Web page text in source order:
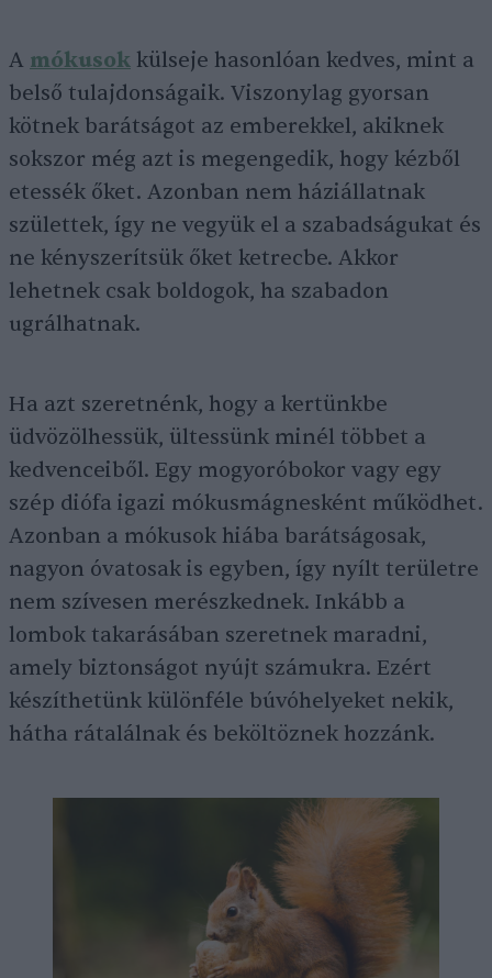
A mókusok külseje hasonlóan kedves, mint a
belső tulajdonságaik. Viszonylag gyorsan
kötnek barátságot az emberekkel, akiknek
sokszor még azt is megengedik, hogy kézből
etessék őket. Azonban nem háziállatnak
születtek, így ne vegyük el a szabadságukat és
ne kényszerítsük őket ketrecbe. Akkor
lehetnek csak boldogok, ha szabadon
ugrálhatnak.
Ha azt szeretnénk, hogy a kertünkbe
üdvözölhessük, ültessünk minél többet a
kedvenceiből. Egy mogyoróbokor vagy egy
szép diófa igazi mókusmágnesként működhet.
Azonban a mókusok hiába barátságosak,
nagyon óvatosak is egyben, így nyílt területre
nem szívesen merészkednek. Inkább a
lombok takarásában szeretnek maradni,
amely biztonságot nyújt számukra. Ezért
készíthetünk különféle búvóhelyeket nekik,
hátha rátalálnak és beköltöznek hozzánk.